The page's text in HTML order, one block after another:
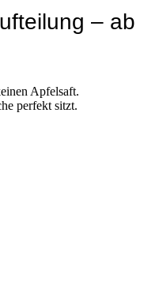
– ab
Apfelsaft.
perfekt sitzt.